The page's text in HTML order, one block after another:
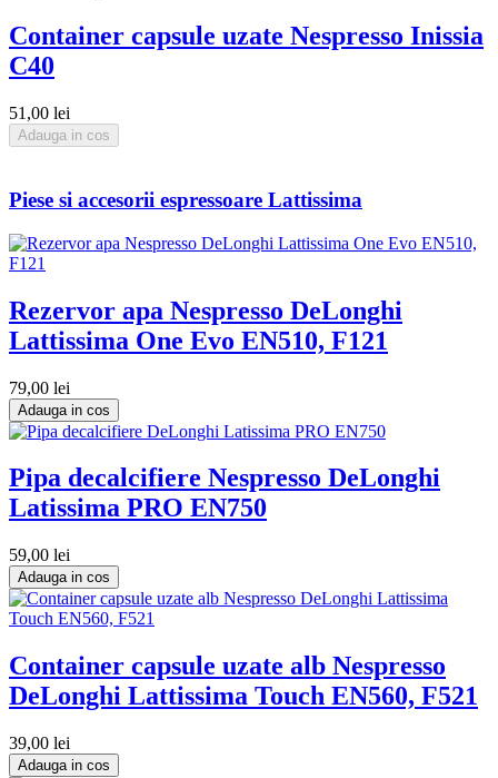
Container capsule uzate Nespresso Inissia
C40
51,00 lei
Adauga in cos
Piese si accesorii espressoare Lattissima
Rezervor apa Nespresso DeLonghi
Lattissima One Evo EN510, F121
79,00 lei
Adauga in cos
Pipa decalcifiere Nespresso DeLonghi
Latissima PRO EN750
59,00 lei
Adauga in cos
Container capsule uzate alb Nespresso
DeLonghi Lattissima Touch EN560, F521
39,00 lei
Adauga in cos